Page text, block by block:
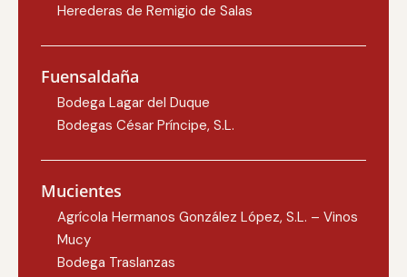
Herederas de Remigio de Salas
Fuensaldaña
Bodega Lagar del Duque
Bodegas César Príncipe, S.L.
Mucientes
Agrícola Hermanos González López, S.L. – Vinos
Mucy
Bodega Traslanzas